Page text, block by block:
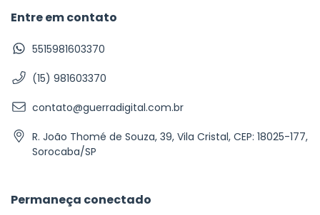
Entre em contato
5515981603370
(15) 981603370
contato@guerradigital.com.br
R. João Thomé de Souza, 39, Vila Cristal, CEP: 18025-177,
Sorocaba/SP
Permaneça conectado